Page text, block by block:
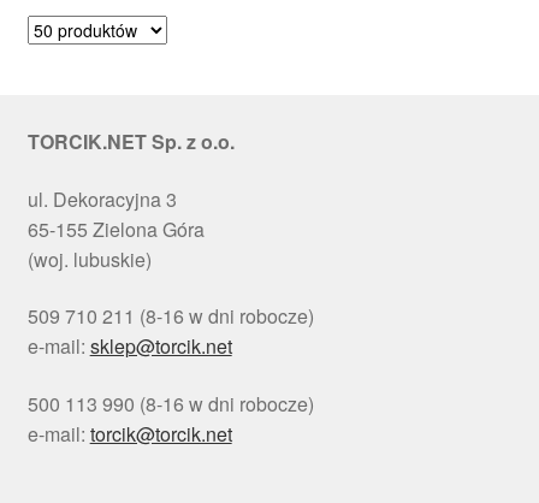
TORCIK.NET Sp. z o.o.
ul. Dekoracyjna 3
65-155 Zielona Góra
(woj. lubuskie)
509 710 211 (8-16 w dni robocze)
e-mail: sklep@torcik.net
500 113 990 (8-16 w dni robocze)
e-mail: torcik@torcik.net